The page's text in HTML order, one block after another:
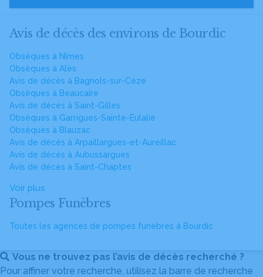
Avis de décès des environs de Bourdic
Obsèques à Nîmes
Obsèques à Alès
Avis de décès à Bagnols-sur-Cèze
Obsèques à Beaucaire
Avis de décès à Saint-Gilles
Obsèques à Garrigues-Sainte-Eulalie
Obsèques à Blauzac
Avis de décès à Arpaillargues-et-Aureillac
Avis de décès à Aubussargues
Avis de décès à Saint-Chaptes
Voir plus
Pompes Funèbres
Toutes les agences de pompes funèbres à Bourdic
Vous ne trouvez pas l’avis de décès recherché ?
Pour affiner votre recherche, utilisez la barre de recherche